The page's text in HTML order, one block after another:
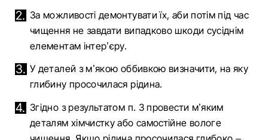
За можливості демонтувати їх, аби потім під час
чищення не завдати випадково шкоди сусіднім
елементам інтер’єру.
У деталей з м’якою оббивкою визначити, на яку
глибину просочилася рідина.
Згідно з результатом п. 3 провести м’яким
деталям хімчистку або самостійне вологе